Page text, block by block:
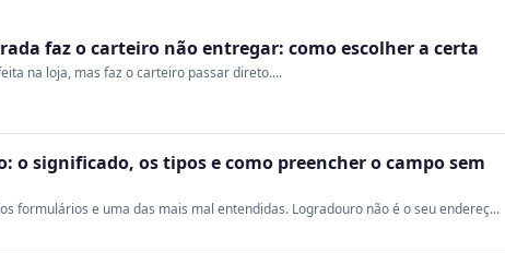
faz o carteiro não entregar: como escolher a certa
na loja, mas faz o carteiro passar direto....
o significado, os tipos e como preencher o campo sem
formulários e uma das mais mal entendidas. Logradouro não é o seu endereç...